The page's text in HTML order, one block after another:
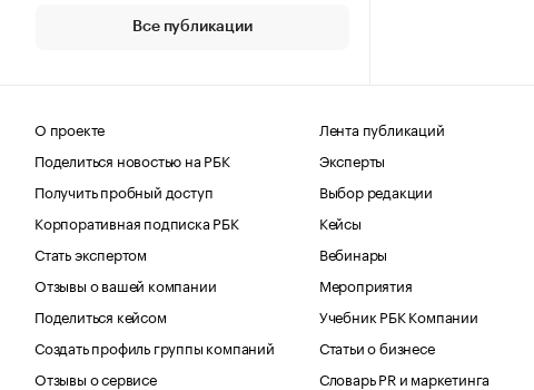
Все публикации
О проекте
Поделиться новостью на РБК
Получить пробный доступ
Корпоративная подписка РБК
Стать экспертом
Отзывы о вашей компании
Поделиться кейсом
Создать профиль группы компаний
Отзывы о сервисе
Лента публикаций
Эксперты
Выбор редакции
Кейсы
Вебинары
Мероприятия
Учебник РБК Компании
Статьи о бизнесе
Словарь PR и маркетинга